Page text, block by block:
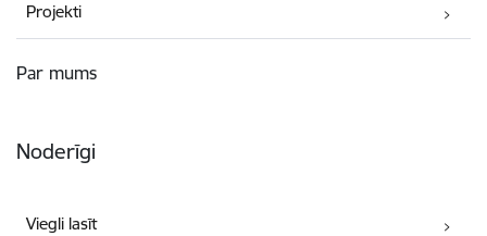
Projekti
Par mums
Noderīgi
Viegli lasīt